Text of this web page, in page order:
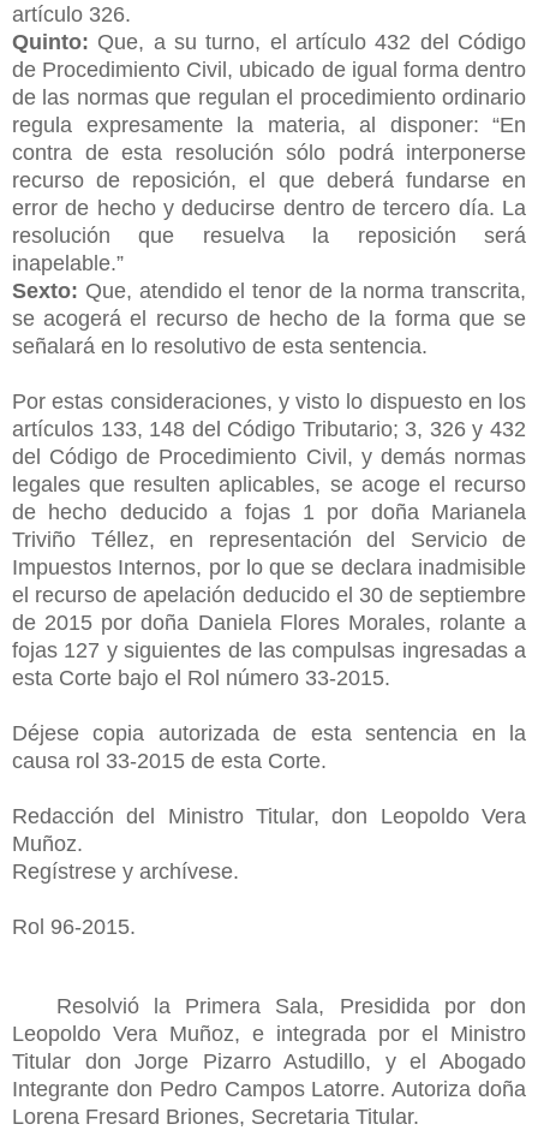
artículo 326.
Quinto: Que, a su turno, el artículo 432 del Código
de Procedimiento Civil, ubicado de igual forma dentro
de las normas que regulan el procedimiento ordinario
regula expresamente la materia, al disponer: “En
contra de esta resolución sólo podrá interponerse
recurso de reposición, el que deberá fundarse en
error de hecho y deducirse dentro de tercero día. La
resolución que resuelva la reposición será
inapelable.”
Sexto: Que, atendido el tenor de la norma transcrita,
se acogerá el recurso de hecho de la forma que se
señalará en lo resolutivo de esta sentencia.
Por estas consideraciones, y visto lo dispuesto en los
artículos 133, 148 del Código Tributario; 3, 326 y 432
del Código de Procedimiento Civil, y demás normas
legales que resulten aplicables, se acoge el recurso
de hecho deducido a fojas 1 por doña Marianela
Triviño Téllez, en representación del Servicio de
Impuestos Internos, por lo que se declara inadmisible
el recurso de apelación deducido el 30 de septiembre
de 2015 por doña Daniela Flores Morales, rolante a
fojas 127 y siguientes de las compulsas ingresadas a
esta Corte bajo el Rol número 33-2015.
Déjese copia autorizada de esta sentencia en la
causa rol 33-2015 de esta Corte.
Redacción del Ministro Titular, don Leopoldo Vera
Muñoz.
Regístrese y archívese.
Rol 96-2015.
Resolvió la Primera Sala, Presidida por don
Leopoldo Vera Muñoz, e integrada por el Ministro
Titular don Jorge Pizarro Astudillo, y el Abogado
Integrante don Pedro Campos Latorre. Autoriza doña
Lorena Fresard Briones, Secretaria Titular.